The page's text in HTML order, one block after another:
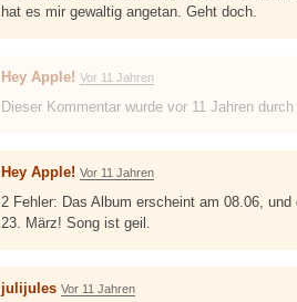
hat es mir gewaltig angetan. Geht doch.
Hey Apple! Vor 11 Jahren
Dieser Kommentar wurde vor 11 Jahren durch
Hey Apple! Vor 11 Jahren
2 Fehler: Das Album erscheint am 08.06,
23. März! Song ist geil.
julijules Vor 11 Jahren